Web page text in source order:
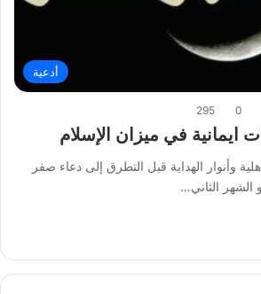
أدعية
0
295
ايمانية في ميزان الإسلام
وأنوار الهداية قبل التطرق إلى دعاء صفر
الثاني…